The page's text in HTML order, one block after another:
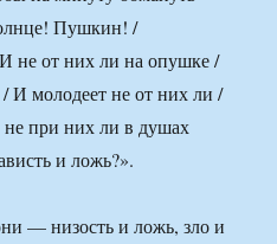
Пушкин! /
не от них ли на опушке /
/ И молодеет не от них ли /
при них ли в душах
и ложь?».
— низость и ложь, зло и